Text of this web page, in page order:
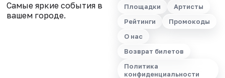
Самые яркие события в
вашем городе.
Площадки
Артисты
Рейтинги
Промокоды
О нас
Возврат билетов
Политика
конфиденциальности